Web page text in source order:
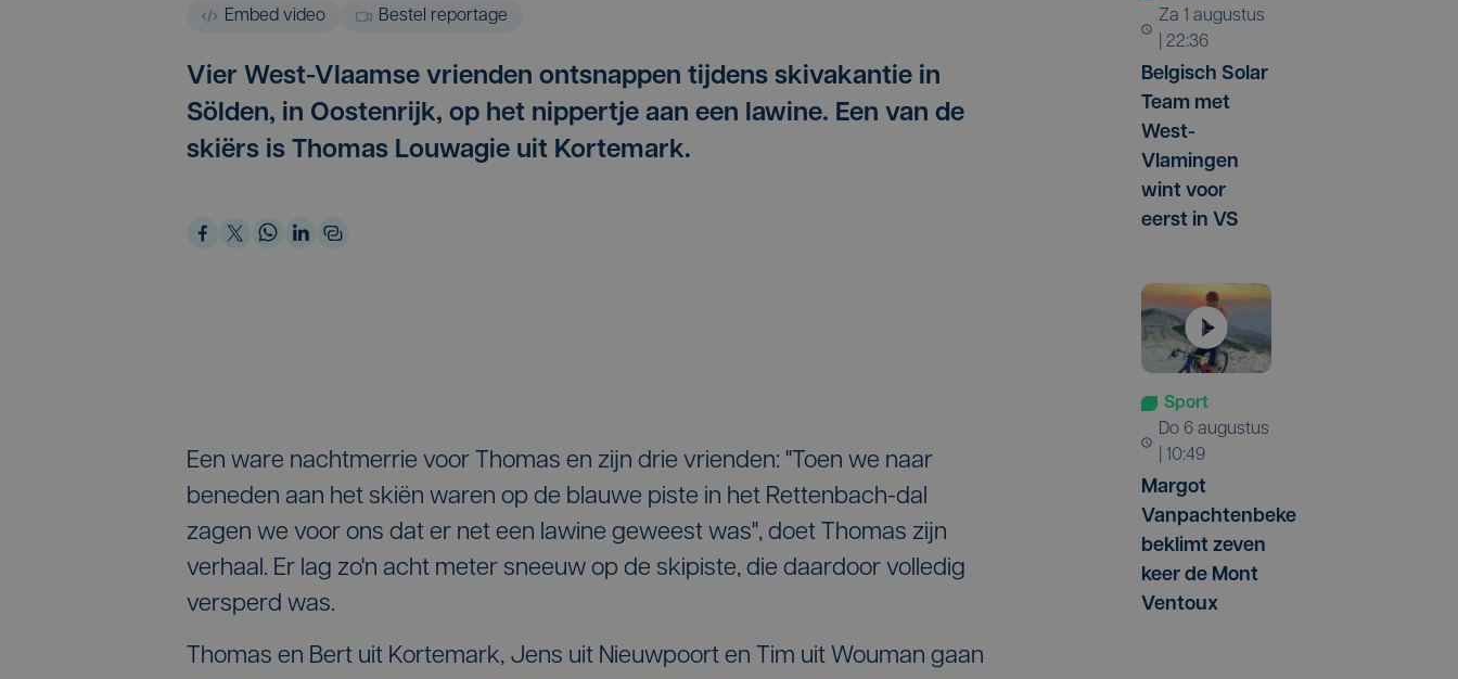
Embed video Bestel reportage
Vier West-Vlaamse vrienden ontsnappen tijdens skivakantie in
Sölden, in Oostenrijk, op het nippertje aan een lawine. Een van de
skiërs is Thomas Louwagie uit Kortemark.
Een ware nachtmerrie voor Thomas en zijn drie vrienden: "Toen we naar
beneden aan het skiën waren op de blauwe piste in het Rettenbach-dal
zagen we voor ons dat er net een lawine geweest was", doet Thomas zijn
verhaal. Er lag zo'n acht meter sneeuw op de skipiste, die daardoor volledig
versperd was.
Thomas en Bert uit Kortemark, Jens uit Nieuwpoort en Tim uit Wouman gaan
za 1 augustus
| 22:36
Belgisch Solar
Team met
West-
Vlamingen
wint voor
eerst in VS
Sport
do 6 augustus
| 10:49
Margot
Vanpachtenbeke
beklimt zeven
keer de Mont
Ventoux